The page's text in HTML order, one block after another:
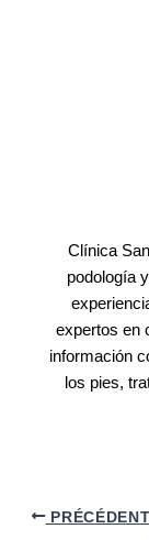
Clínica
podología
expertos en
información
los pies,
PRÉCÉDENT